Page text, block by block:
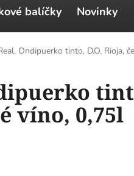
KOŠÍK
balíčky Novinky
Ondipuerko tinto, D.O. Rioja,
víno, 0,75l